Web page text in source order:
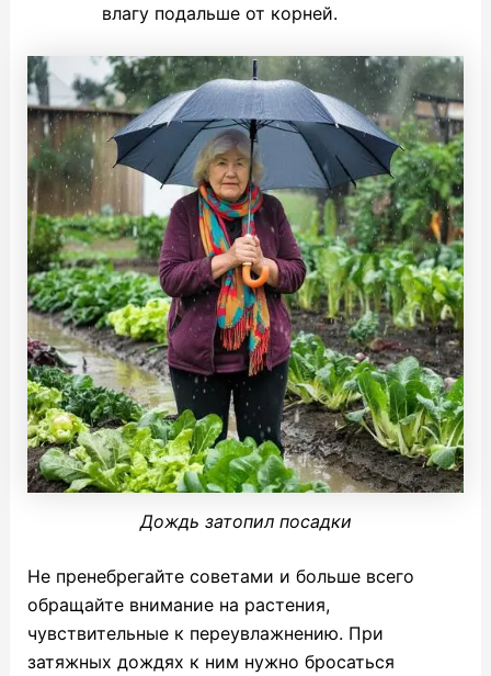
влагу подальше от корней.
Дождь затопил посадки
Не пренебрегайте советами и больше всего
обращайте внимание на растения,
чувствительные к переувлажнению. При
затяжных дождях к ним нужно бросаться